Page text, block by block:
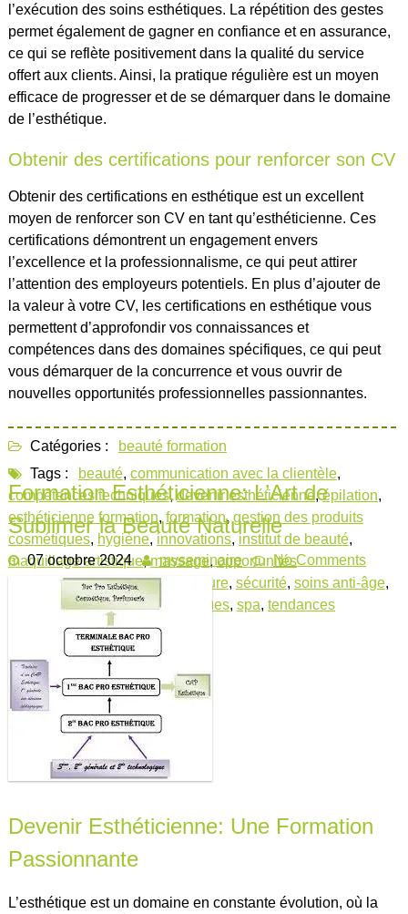
l’exécution des soins esthétiques. La répétition des gestes
permet également de gagner en confiance et en assurance,
ce qui se reflète positivement dans la qualité du service
offert aux clients. Ainsi, la pratique régulière est un moyen
efficace de progresser et de se démarquer dans le domaine
de l’esthétique.
Obtenir des certifications pour renforcer son CV
Obtenir des certifications en esthétique est un excellent
moyen de renforcer son CV en tant qu’esthéticienne. Ces
certifications démontrent un engagement envers
l’excellence et la professionnalisme, ce qui peut attirer
l’attention des employeurs potentiels. En plus d’ajouter de
la valeur à votre CV, les certifications en esthétique vous
permettent d’approfondir vos connaissances et
compétences dans des domaines spécifiques, ce qui peut
vous démarquer de la concurrence et vous ouvrir de
nouvelles opportunités professionnelles passionnantes.
Catégories :
beauté formation
Tags :
beauté, communication avec la clientèle,
compétences techniques, devenir esthéticienne,épilation,
esthéticienne formation, formation, gestion des produits
cosmétiques, hygiène, innovations, institut de beauté,
maquillage artistique,massage,opportunités
professionnelles,salon de coiffure, sécurité, soins anti-âge,
soins du visage,soins esthétiques, spa, tendances
Formation Esthéticienne: L’Art de
Sublimer la Beauté Naturelle
07 octobre 2024 myseminaire No Comments
Devenir Esthéticienne: Une Formation
Passionnante
L’esthétique est un domaine en constante évolution, où la